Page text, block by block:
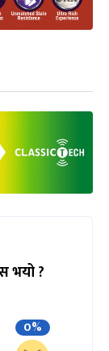
भयो ?
0%